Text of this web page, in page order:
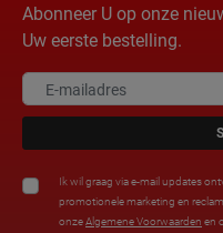
Abonneer U op onze
Uw eerste bestelling.
Ik wil graag via e-mail updates
promotionele marketing en
onzeAlgemene Voorwaarden en